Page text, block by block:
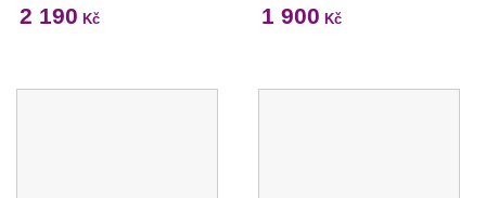
2 190 Kč 1 900 Kč